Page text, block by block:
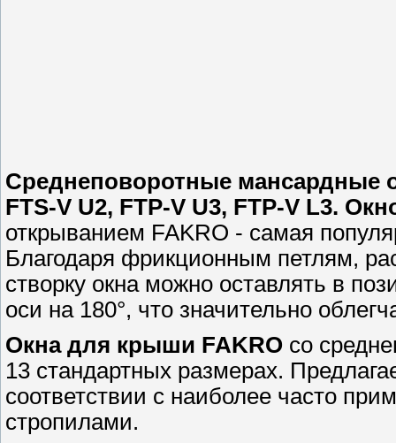
Среднеповоротные мансардные
FTS-V U2, FTP-V U3, FTP-V L3.
открыванием FAKRO - самая
Благодаря фрикционным петлям,
створку окна можно оставлять в
оси на 180°, что значительно
Окна для крыши FAKRO со
13 стандартных размерах.
соответствии с наиболее часто
стропилами.